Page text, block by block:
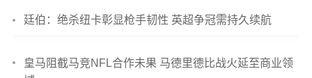
廷伯：绝杀纽卡彰显枪手韧性 英超争冠需持久续航
皇马阻截马竞NFL合作未果 马德里德比战火延至商业领